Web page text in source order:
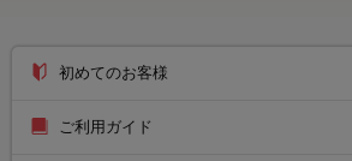
初めてのお客様
ご利用ガイド